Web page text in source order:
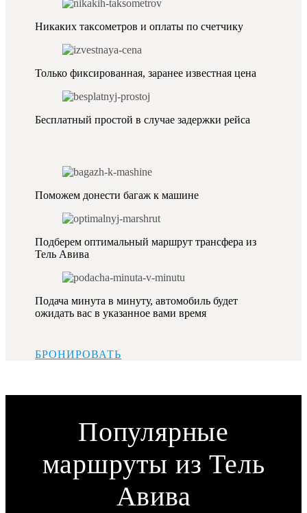
Никаких таксометров и оплаты по счетчику
Только фиксированная, заранее известная цена
Бесплатный простой в случае задержки рейса
Поможем донести багаж к машине
Подберем оптимальный маршрут трансфера из
Тель Авива
Подача минута в минуту, автомобиль будет
ожидать вас в указанное вами время
БРОНИРОВАТЬ
Популярные
маршруты из Тель
Авива